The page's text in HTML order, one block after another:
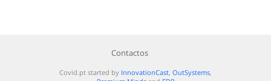
Contactos
Covid.pt started by InnovationCast, OutSystems,